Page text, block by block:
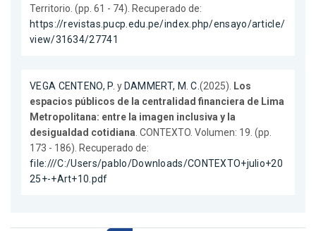
Territorio. (pp. 61 - 74). Recuperado de:
https://revistas.pucp.edu.pe/index.php/ensayo/article/
view/31634/27741
VEGA CENTENO, P. y DAMMERT, M. C.(2025). Los
espacios públicos de la centralidad financiera de Lima
Metropolitana: entre la imagen inclusiva y la
desigualdad cotidiana. CONTEXTO. Volumen: 19. (pp.
173 - 186). Recuperado de:
file:///C:/Users/pablo/Downloads/CONTEXTO+julio+20
25+-+Art+10.pdf